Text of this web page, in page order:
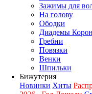
Зажимы для
На голову
Ободки
Диадемы
Гребни
Повязки
Венки
Шпильки
Бижутерия
Новинки Хиты